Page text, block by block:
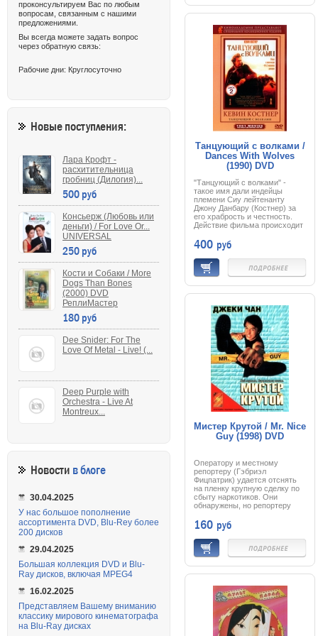
смутьяна Анатолия все время
«пасли» агенты КГБ, а
«опеки». И наступает момент,
когда робкий и тихий музыкант
должен принять решение:
остаться верным идеалам
социализма или сделать
решительный шаг навстречу
новой жизни, большой любви
и, конечно же, желанной
Танцующий с волками /
Dances With Wolves
(1990) DVD
"Танцующий с волками" -
такое имя дали индейцы
племени Сиу лейтенанту
Джону Данбару (Костнер) за
его храбрость и честность.
Действие фильма происходит
гражданской войны в США.
Данбар оказывается в
заброшенном форте в штате
Дакота, где сначала заводит
дружбу с волками, а затем и с
индейцами, изучает их
культуру и обычаи. Он
правда, белую. Но вот
приближается регулярная
армия, и Данбару приходится
делать решающий выбор.
Удивительно, но Костнеру
удается так заинтриговать
зрителя, что три часа
пролетают перед экраном
незаметно. Не вредно
смотреть и детям.
400 руб
Мистер Крутой / Mr. Nice
Guy (1998) DVD
Оператору и местному
репортеру (Гэбриэл
Фицпатрик) удается отснять
на пленку крупную сделку по
сбыту наркотиков. Они
обнаружены, но репортеру
отснятыми уликами.
Оператору повезло меньше,
он был схвачен и убит. И
теперь основная цель
наркомафии -
компроментирующее видео.
Репортеру Диане грозят
своему счастью она
сталкивается с Джеки,
возвращающимся от
бакалейщика. А Джеки, вы уж
поверьте, знает как делаются
отбивные...
160 руб
проконсультируем Вас по любым
вопросам, связанным с нашими
предложениями.
Вы всегда можете задать вопрос
через обратную связь:
Рабочие дни: Круглосуточно
Новые поступления:
Лара Крофт -
расхитительница
гробниц (Дилогия)...
500 руб
Консьерж (Любовь или
деньги) / For Love Or...
UNIVERSAL
250 руб
Кости и Собаки / More
Dogs Than Bones
(2000) DVD
РеплиМастер
180 руб
Dee Snider: For The
Love Of Metal - Live! (...
Deep Purple with
Orchestra - Live At
Montreux...
Новости в блоге
30.04.2025
У нас большое пополнение
ассортимента DVD, Blu-Rey более
200 дисков
29.04.2025
Большая коллекция DVD и Blu-
Ray дисков, включая MPEG4
16.02.2025
Представляем Вашему вниманию
классику мирового кинематографа
на Blu-Ray дисках